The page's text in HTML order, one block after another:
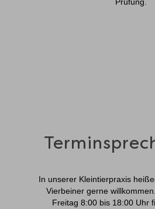
In unserer Kleintierpraxis
Vierbeiner gerne
Freitag 8:00 bis 18:00 Uhr